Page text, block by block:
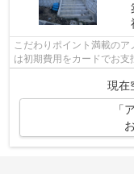
こだわりポイント満載の
は初期費用をカードでお
現在
「